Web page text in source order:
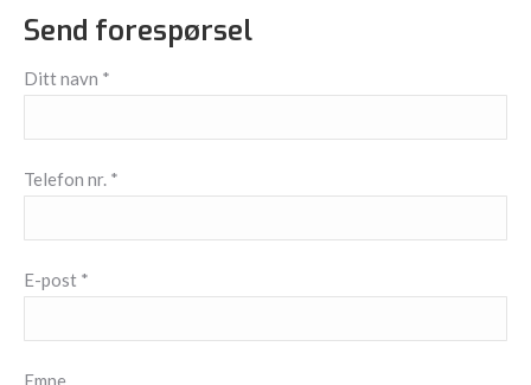
Send forespørsel
Ditt navn *
Telefon nr. *
E-post *
Emne